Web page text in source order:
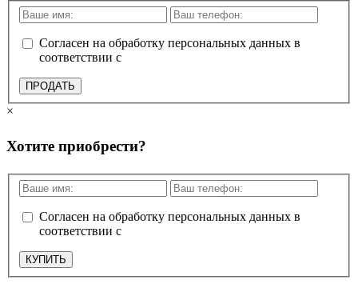
Согласен на обработку персональных данных в
соответствии с
ПРОДАТЬ
×
Хотите приобрести?
Согласен на обработку персональных данных в
соответствии с
КУПИТЬ